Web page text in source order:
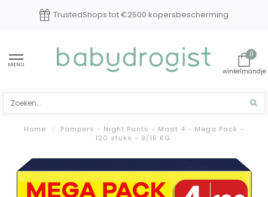
Experts in baby en kindverzorging
MENU
0
Home /
Pampers - Night Pants - Maat 4 - Mega Pack -
120 stuks - 9/15 KG